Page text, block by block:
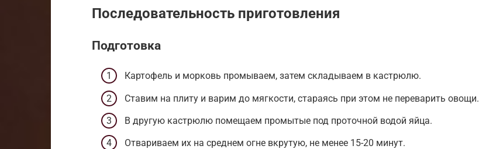
Последовательность приготовления
Подготовка
Картофель и морковь промываем, затем складываем в кастрюлю.
Ставим на плиту и варим до мягкости, стараясь при этом не переварить овощи.
В другую кастрюлю помещаем промытые под проточной водой яйца.
Отвариваем их на среднем огне вкрутую, не менее 15-20 минут.